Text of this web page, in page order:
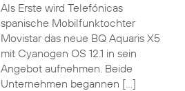
Als Erste wird Telefónicas
spanische Mobilfunktochter
Movistar das neue BQ Aquaris X5
mit Cyanogen OS 12.1 in sein
Angebot aufnehmen. Beide
Unternehmen begannen […]